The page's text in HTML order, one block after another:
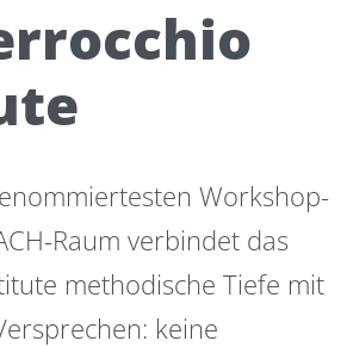
Workshop-
Raum verbindet das
methodische Tiefe mit
keine